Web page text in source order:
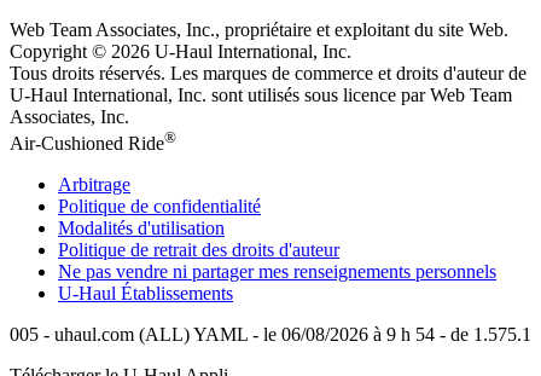
Web Team Associates, Inc., propriétaire et exploitant du site Web.
Copyright © 2026 U-Haul International, Inc.
Tous droits réservés. Les marques de commerce et droits d'auteur de
U-Haul International, Inc. sont utilisés sous licence par Web Team
Associates, Inc.
Air-Cushioned Ride®
Arbitrage
Politique de confidentialité
Modalités d'utilisation
Politique de retrait des droits d'auteur
Ne pas vendre ni partager mes renseignements personnels
U-Haul Établissements
005 - uhaul.com (ALL) YAML - le 06/08/2026 à 9 h 54 - de 1.575.1